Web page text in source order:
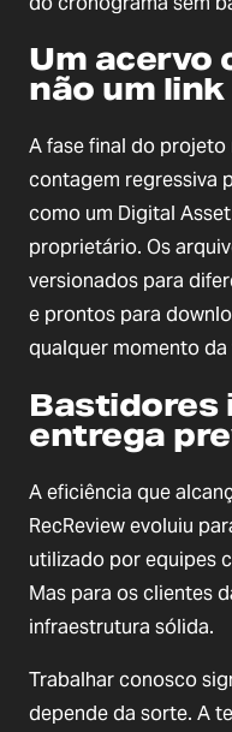
Um acervo
não um
A fase final do projeto
contagem regressiva
como um Digital
proprietário. Os
versionados para
e prontos para
qualquer momento
Bastidores
entrega
A eficiência que
RecReview evoluiu
utilizado por equipes
Mas para os clientes
infraestrutura sólida.
Trabalhar conosco
depende da sorte. A